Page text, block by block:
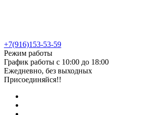
+7(916)153-53-59
Режим работы
График работы с 10:00 до 18:00
Ежедневно, без выходных
Присоединяйся!!